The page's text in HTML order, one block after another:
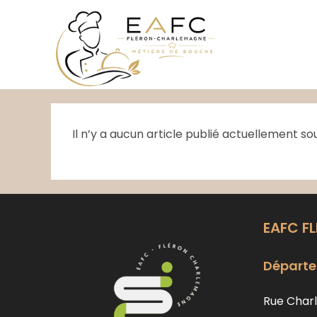
Il n’y a aucun article publié actuellement
EAFC
Rue